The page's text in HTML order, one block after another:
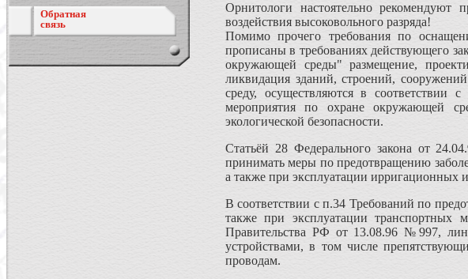
Обратная
связь
Орнитологи настоятельно рекомендуют
воздействия высоковольного разряда!
Помимо прочего требования по
прописаны в требованиях действующего
окружающей среды" размещение,
ликвидация зданий, строений,
среду, осуществляются в
мероприятия по охране окружающей
экологической безопасности.
Статьёй 28 Федерального закона от
принимать меры по предотвращению
а также при эксплуатации ирригационных
В соответствии с п.34 Требований по
также при эксплуатации транспортных
Правительства РФ от 13.08.96 №997,
устройствами, в том числе
проводам.